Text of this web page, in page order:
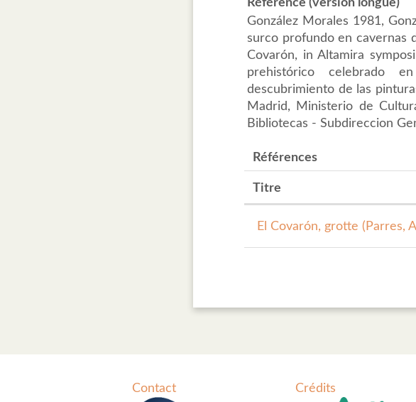
Référence (version longue)
González Morales 1981,
surco profundo en cavernas
Covarón, in Altamira
prehistórico celebrado
descubrimiento de las
Madrid, Ministerio de
Bibliotecas - Subdireccion
Références
Titre
El Covarón, grotte (Parres,
Contact Crédits